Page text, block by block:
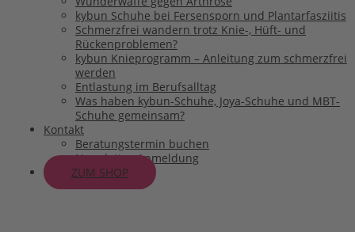
kybun Schuhe bei Fersensporn und Plantarfasziitis
Schmerzfrei wandern trotz Knie-, Hüft- und
Rückenproblemen?
kybun Knieprogramm – Anleitung zum schmerzfrei
werden
Entlastung im Berufsalltag
Was haben kybun-Schuhe, Joya-Schuhe und MBT-
Schuhe gemeinsam?
Kontakt
Beratungstermin buchen
Newsletter-Anmeldung
ZUM SHOP